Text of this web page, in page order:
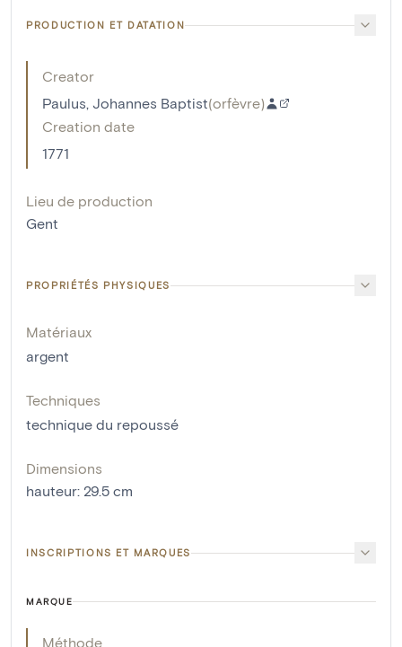
PRODUCTION ET DATATION
Creator
Paulus, Johannes Baptist(orfèvre)
Creation date
1771
Lieu de production
Gent
PROPRIÉTÉS PHYSIQUES
Matériaux
argent
Techniques
technique du repoussé
Dimensions
hauteur: 29.5 cm
INSCRIPTIONS ET MARQUES
MARQUE
Méthode